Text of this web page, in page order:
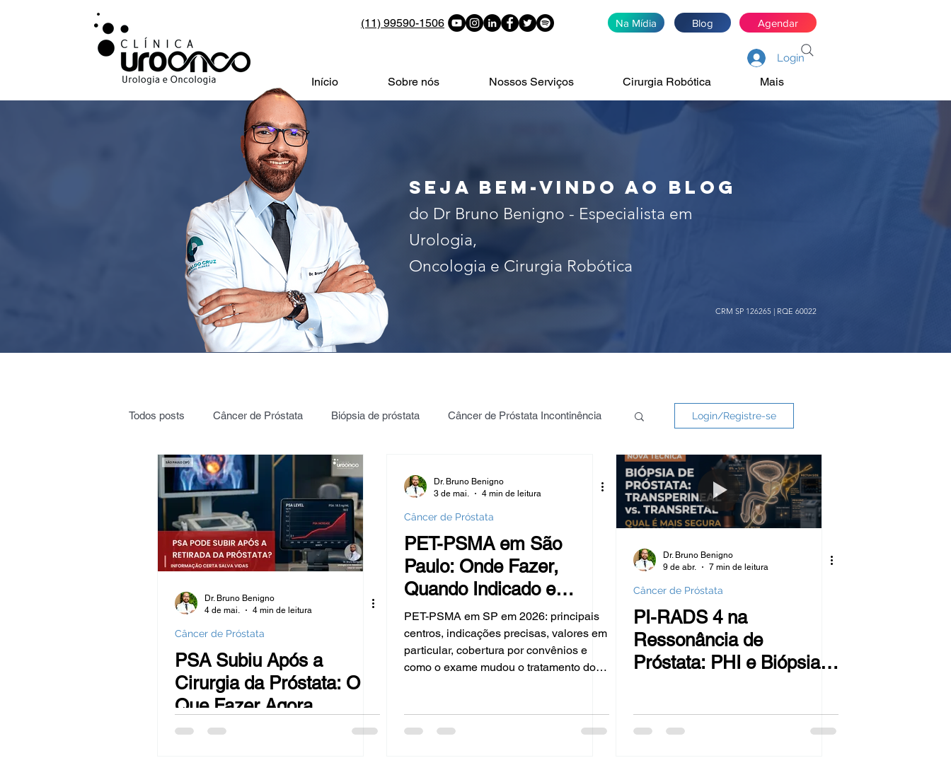
(11) 99590-1506 Na Mídia Blog Agendar
Login
Início Sobre nós Nossos Serviços Cirurgia Robótica Mais
Urologista especialista no tratamento do câncer de próstata, rim e
bexiga, na cidada de São Paulo. Especialista em cirurgia robótica
da prostata.
seja bem-vindo ao blog
do Dr Bruno Benigno - Especialista em
Urologia,
Oncologia e Cirurgia Robótica
CRM SP 126265 | RQE 60022
Todos posts Câncer de Próstata Biópsia de próstata Câncer de Próstata Incontinência
Cirurgia Robótica Radioterapia câncer de Próstata
Vigilância ativa Vasectomia Testículos | Câncer
Estenose de JUP Hidronefrose
Embolização da Próstata
Sangue na urina (hematúrias)
Login/Registre-se
Dr. Bruno Benigno
4 de mai.
4 min de leitura
Câncer de Próstata
PSA Subiu Após a
Cirurgia da Próstata: O
Que Fazer Agora
Dr. Bruno Benigno
3 de mai.
4 min de leitura
Câncer de Próstata
PET-PSMA em São
Paulo: Onde Fazer,
Quando Indicado e
Quanto Custa em 2026
PET-PSMA em SP em 2026: principais
centros, indicações precisas, valores em
particular, cobertura por convênios e
como o exame mudou o tratamento do
Dr. Bruno Benigno
9 de abr.
7 min de leitura
Câncer de Próstata
PI-RADS 4 na
Ressonância de
Próstata: PHI e Biópsia